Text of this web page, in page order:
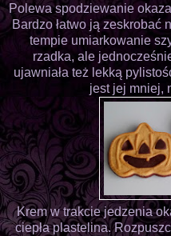
Polewa spodziewanie
Bardzo łatwo ją zeskrobać
tempie umiarkowanie
rzadka, ale
ujawniała też lekką
jest jej mniej,
Krem w trakcie jedzenia
ciepła plastelina.